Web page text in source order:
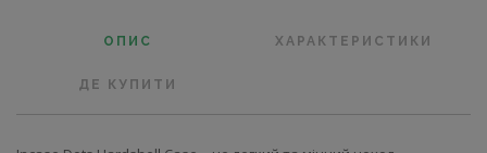
ОПИС ХАРАКТЕРИСТИКИ
ДЕ КУПИТИ